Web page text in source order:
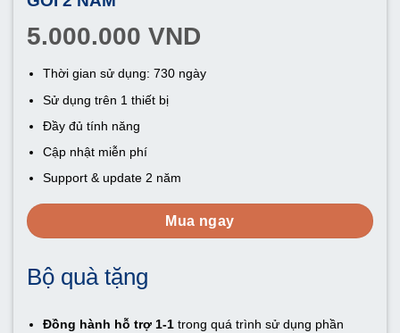
5.000.000 VND
Thời gian sử dụng: 730 ngày
Sử dụng trên 1 thiết bị
Đầy đủ tính năng
Cập nhật miễn phí
Support & update 2 năm
Mua ngay
Bộ quà tặng
Đồng hành hỗ trợ 1-1trong quá trình sử dụng phần